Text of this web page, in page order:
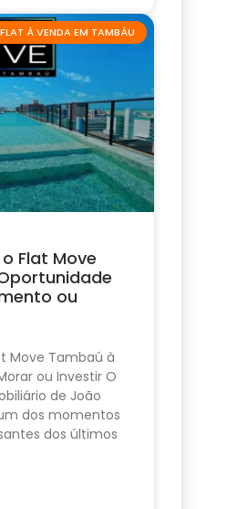
FLAT À VENDA EM TAMBÁU
Flat Move
ou
Move Tambaú à
ou Investir O
de João
dos momentos
dos últimos